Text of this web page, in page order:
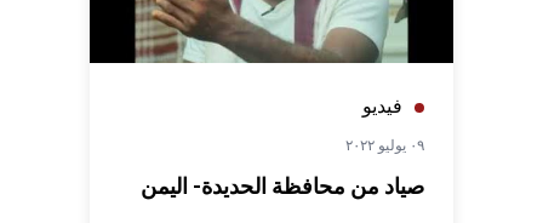
فيديو
٠٩ يوليو ٢٠٢٢
صياد من محافظة الحديدة- اليمن